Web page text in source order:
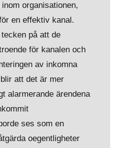
organisationen,
en effektiv kanal.
på att de
för kanalen och
av inkomna
att det är mer
alarmerande ärendena
ses som en
oegentligheter